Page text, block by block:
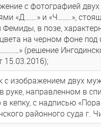
с фотографией
«Д…….» и «Ч……..»,
Фемиды, в позе,
на черном фоне под
(решение
15.03.2016);
с изображением двух
руке, направленном в
в кепку, с надписью
районного суда г.